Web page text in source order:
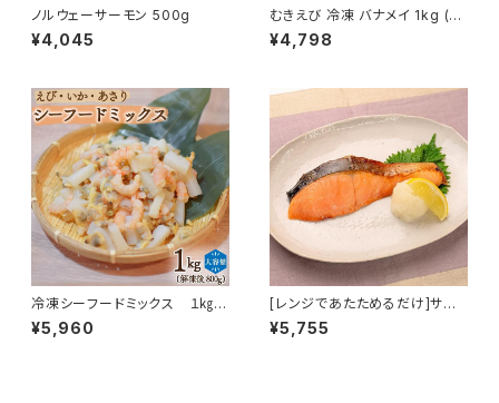
ノルウェーサーモン 500g
¥4,045
むきえび 冷凍 バナメイ 1kg (解
凍後800g)
¥4,798
冷凍シーフードミックス １㎏
(解凍後)800g
¥5,960
[レンジであたためるだけ]サー
モン西京焼 10食入
¥5,755